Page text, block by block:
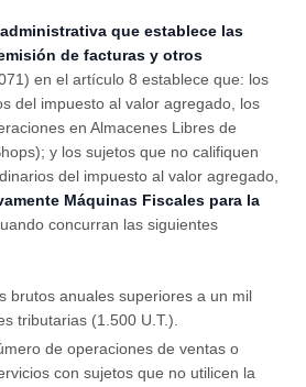
que establece las
de facturas y otros
en el artículo 8 establece que: los
del impuesto al valor agregado, los
en Almacenes Libres de
y los sujetos que no califiquen
del impuesto al valor agregado,
Máquinas Fiscales para la
concurran las siguientes
brutos anuales superiores a un mil
tributarias (1.500 U.T.).
de operaciones de ventas o
con sujetos que no utilicen la